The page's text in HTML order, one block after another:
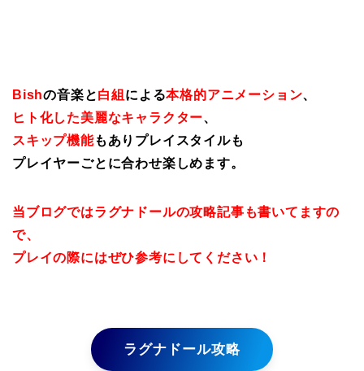
Bishの音楽と白組 による本格的アニメーション、
ヒト化した美麗なキャラクター、
スキップ機能もありプレイスタイルも
プレイヤーごとに合わせ楽しめます。
当ブログではラグナドールの攻略記事も書いてますの
で、
プレイの際にはぜひ参考にしてください！
ラグナドール攻略